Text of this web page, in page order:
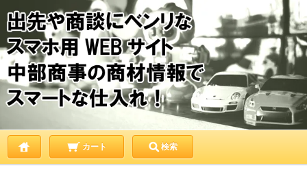
カート 検索